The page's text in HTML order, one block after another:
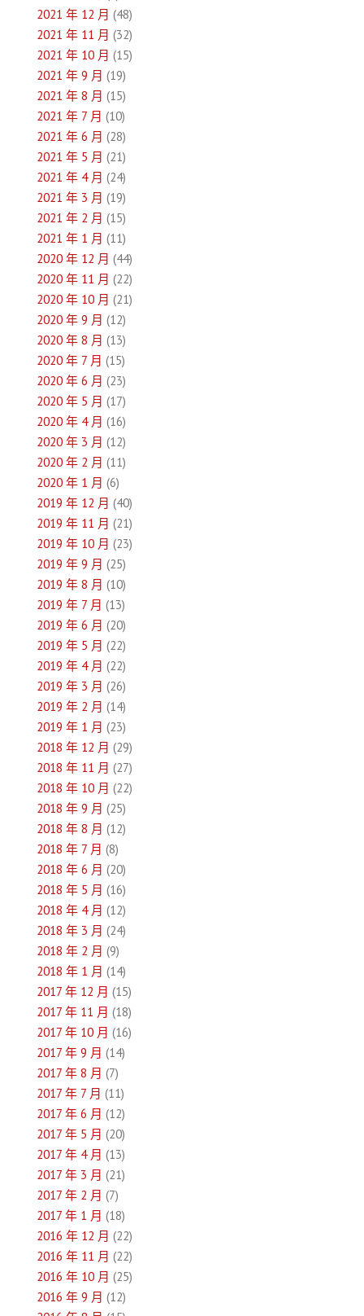
2021 年 12 月 (48)
2021 年 11 月 (32)
2021 年 10 月 (15)
2021 年 9 月 (19)
2021 年 8 月 (15)
2021 年 7 月 (10)
2021 年 6 月 (28)
2021 年 5 月 (21)
2021 年 4 月 (24)
2021 年 3 月 (19)
2021 年 2 月 (15)
2021 年 1 月 (11)
2020 年 12 月 (44)
2020 年 11 月 (22)
2020 年 10 月 (21)
2020 年 9 月 (12)
2020 年 8 月 (13)
2020 年 7 月 (15)
2020 年 6 月 (23)
2020 年 5 月 (17)
2020 年 4 月 (16)
2020 年 3 月 (12)
2020 年 2 月 (11)
2020 年 1 月 (6)
2019 年 12 月 (40)
2019 年 11 月 (21)
2019 年 10 月 (23)
2019 年 9 月 (25)
2019 年 8 月 (10)
2019 年 7 月 (13)
2019 年 6 月 (20)
2019 年 5 月 (22)
2019 年 4 月 (22)
2019 年 3 月 (26)
2019 年 2 月 (14)
2019 年 1 月 (23)
2018 年 12 月 (29)
2018 年 11 月 (27)
2018 年 10 月 (22)
2018 年 9 月 (25)
2018 年 8 月 (12)
2018 年 7 月 (8)
2018 年 6 月 (20)
2018 年 5 月 (16)
2018 年 4 月 (12)
2018 年 3 月 (24)
2018 年 2 月 (9)
2018 年 1 月 (14)
2017 年 12 月 (15)
2017 年 11 月 (18)
2017 年 10 月 (16)
2017 年 9 月 (14)
2017 年 8 月 (7)
2017 年 7 月 (11)
2017 年 6 月 (12)
2017 年 5 月 (20)
2017 年 4 月 (13)
2017 年 3 月 (21)
2017 年 2 月 (7)
2017 年 1 月 (18)
2016 年 12 月 (22)
2016 年 11 月 (22)
2016 年 10 月 (25)
2016 年 9 月 (12)